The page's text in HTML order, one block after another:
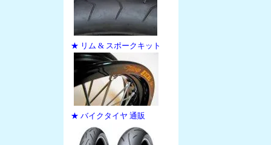
★ リム & スポークキット
★ バイクタイヤ 通販